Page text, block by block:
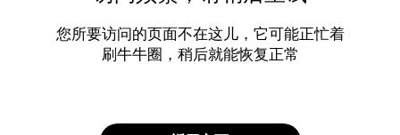
您所要访问的页面不在这儿，它可能正忙着
刷牛牛圈，稍后就能恢复正常